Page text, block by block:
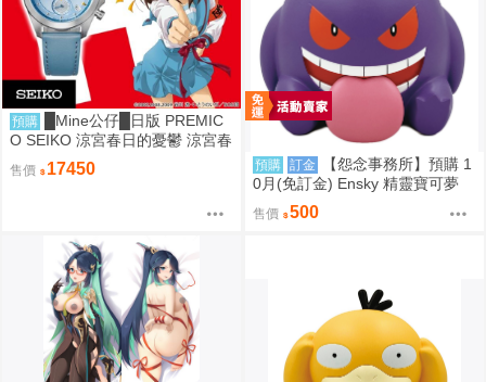
預購
█Mine公仔█日版 PREMIC
O SEIKO 涼宮春日的憂鬱 涼宮春
日 20周年紀念 20週年 手錶 聯名
手表
售價 17450 預購 訂金
【怨念事務所】預購 1
0月(免訂金) Ensky 精靈寶可夢
神奇寶貝 軟膠時間系列 寶可夢存
錢筒 耿鬼 0816
售價 500